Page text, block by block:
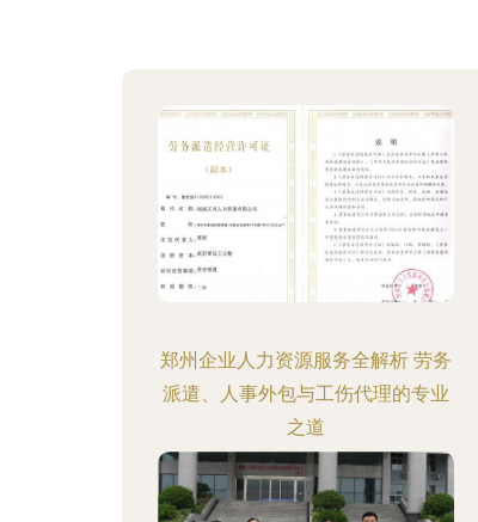
郑州企业人力资源服务全解析 劳务
派遣、人事外包与工伤代理的专业
之道